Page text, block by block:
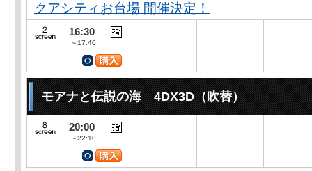
クアシティお台場 開催決定！
16:30
～17:40
モアナと伝説の海 4DX3D（吹替）
20:00
～22:10